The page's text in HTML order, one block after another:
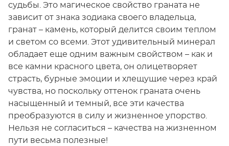
судьбы. Это магическое свойство граната не
зависит от знака зодиака своего владельца,
гранат – камень, который делится своим теплом
и светом со всеми. Этот удивительный минерал
обладает еще одним важным свойством – как и
все камни красного цвета, он олицетворяет
страсть, бурные эмоции и хлещущие через край
чувства, но поскольку оттенок граната очень
насыщенный и темный, все эти качества
преобразуются в силу и жизненное упорство.
Нельзя не согласиться – качества на жизненном
пути весьма полезные!